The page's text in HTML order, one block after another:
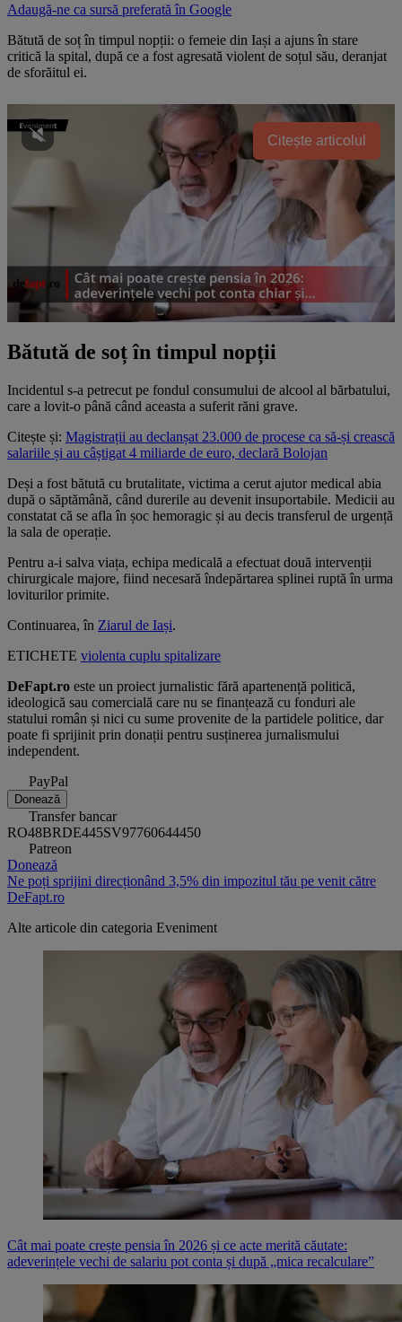
Adaugă-ne ca sursă preferată în Google
Bătută de soț în timpul nopții: o femeie din Iași a ajuns în stare
critică la spital, după ce a fost agresată violent de soțul său, deranjat
de sforăitul ei.
Citește articolul
Bătută de soț în timpul nopții
Incidentul s-a petrecut pe fondul consumului de alcool al bărbatului,
care a lovit-o până când aceasta a suferit răni grave.
Citește și: Magistrații au declanșat 23.000 de procese ca să-și crească
salariile și au câștigat 4 miliarde de euro, declară Bolojan
Deși a fost bătută cu brutalitate, victima a cerut ajutor medical abia
după o săptămână, când durerile au devenit insuportabile. Medicii au
constatat că se afla în șoc hemoragic și au decis transferul de urgență
la sala de operație.
Pentru a-i salva viața, echipa medicală a efectuat două intervenții
chirurgicale majore, fiind necesară îndepărtarea splinei ruptă în urma
loviturilor primite.
Continuarea, în Ziarul de Iași.
ETICHETE violenta cuplu spitalizare
DeFapt.ro este un proiect jurnalistic fără apartenență politică,
ideologică sau comercială care nu se finanțează cu fonduri ale
statului român și nici cu sume provenite de la partidele politice, dar
poate fi sprijinit prin donații pentru susținerea jurnalismului
independent.
PayPal
Donează
Transfer bancar
RO48BRDE445SV97760644450
Patreon
Donează
Ne poți sprijini direcționând 3,5% din impozitul tău pe venit către
DeFapt.ro
Alte articole din categoria Eveniment
Cât mai poate crește pensia în 2026 și ce acte merită căutate:
adeverințele vechi de salariu pot conta și după „mica recalculare”